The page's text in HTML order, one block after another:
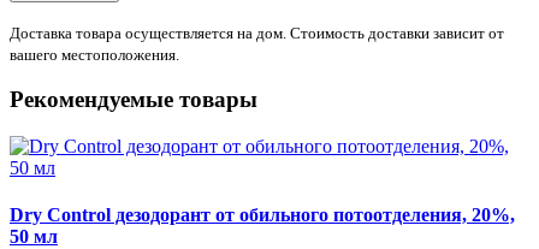
Доставка товара осуществляется на дом. Стоимость доставки зависит от
вашего местоположения.
Рекомендуемые товары
Dry Control дезодорант от обильного потоотделения, 20%,
50 мл